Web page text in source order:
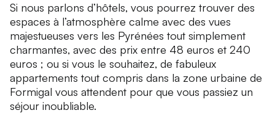
Si nous parlons d’hôtels, vous pourrez trouver des
espaces à l’atmosphère calme avec des vues
majestueuses vers les Pyrénées tout simplement
charmantes, avec des prix entre 48 euros et 240
euros ; ou si vous le souhaitez, de fabuleux
appartements tout compris dans la zone urbaine de
Formigal vous attendent pour que vous passiez un
séjour inoubliable.